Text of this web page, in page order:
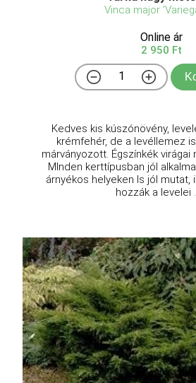
Vinca major
Online ár
2 950 Ft
Kedves kis kúszónövény,
krémfehér, de a levéllemez
márványozott. Égszínkék virágai
MInden kerttípusban jól
árnyékos helyeken ls jól mutat,
hozzák a levelei